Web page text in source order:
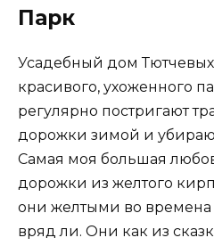
Парк
Усадебный дом Тютчевых
красивого, ухоженного
регулярно постригают
дорожки зимой и
Самая моя большая
дорожки из желтого
они желтыми во времена
вряд ли. Они как из